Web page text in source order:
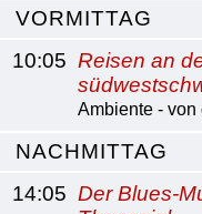
VORMITTAG
10:05 Reisen an
Ambiente -
NACHMITTAG
14:05 Der Blues-